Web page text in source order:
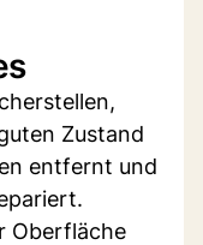
Zustand
entfernt und
Oberfläche